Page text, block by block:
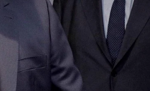
WhatsappFacebook
X
libertad provisional en un
se endurece tras el
que también alcanza al